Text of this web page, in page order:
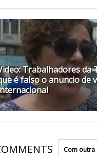
Trabalhadores da
é falso o anuncio de
Com outra